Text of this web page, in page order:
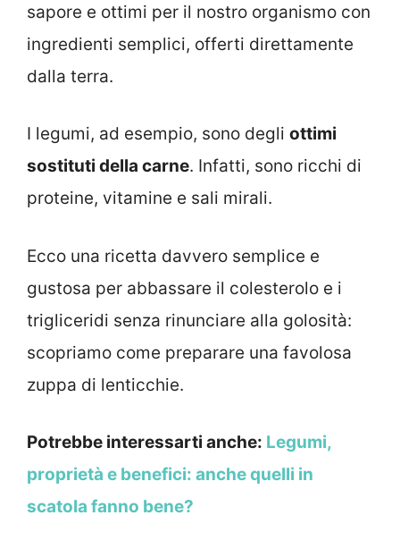
sapore e ottimi per il nostro organismo con
ingredienti semplici, offerti direttamente
dalla terra.
I legumi, ad esempio, sono degli ottimi
sostituti della carne. Infatti, sono ricchi di
proteine, vitamine e sali mirali.
Ecco una ricetta davvero semplice e
gustosa per abbassare il colesterolo e i
trigliceridi senza rinunciare alla golosità:
scopriamo come preparare una favolosa
zuppa di lenticchie.
Potrebbe interessarti anche: Legumi,
proprietà e benefici: anche quelli in
scatola fanno bene?